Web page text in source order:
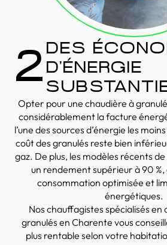
2 DES
D’ÉNERGIE
Opter pour une chaudière à
considérablement la facture
l’une des sources d’énergie les
coût des granulés reste bien
gaz. De plus, les modèles récents
un rendement supérieur à 90
consommation optimisée et
énergétiques.
Nos chauffagistes spécialisés en
granulés en Charente vous
plus rentable selon votre